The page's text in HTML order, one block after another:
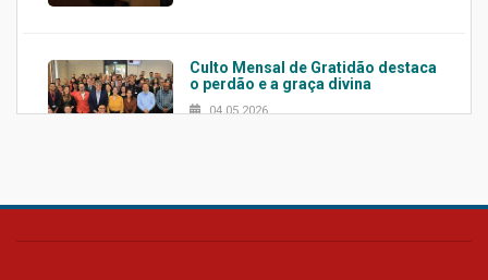
Culto Mensal de Gratidão destaca
o perdão e a graça divina
04.05.2026
Confira como foi o culto mensal